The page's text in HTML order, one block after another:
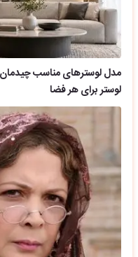
مدل لوسترهای مناسب چیدمان
لوستر برای هر فضا